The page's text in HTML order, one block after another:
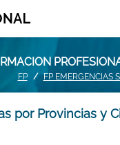
FP FP EMERGENCIAS
por Provincias y